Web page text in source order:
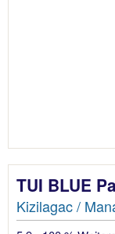
TUI BLUE
Kizilagac /